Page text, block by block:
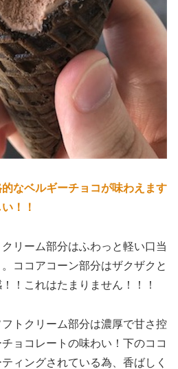
なベルギーチョコが味わえます
！！
リーム部分はふわっと軽い口当
ココアコーン部分はザクザクと
！これはたまりません！！！
トクリーム部分は濃厚で甘さ控
ョコレートの味わい！下のココ
ィングされている為、香ばしく